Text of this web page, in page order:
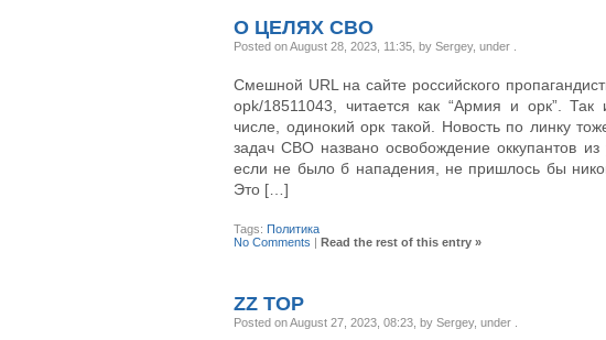
О ЦЕЛЯХ СВО
Posted on August 28, 2023, 11:35, by Sergey, under
Смешной URL на сайте российского
opk/18511043, читается как “Армия и орк”. Так
числе, одинокий орк такой. Новость по линку
задач СВО названо освобождение оккупантов
если не было б нападения, не пришлось бы
Это […]
Tags: Политика
No Comments | Read the rest of this entry »
ZZ TOP
Posted on August 27, 2023, 08:23, by Sergey, under